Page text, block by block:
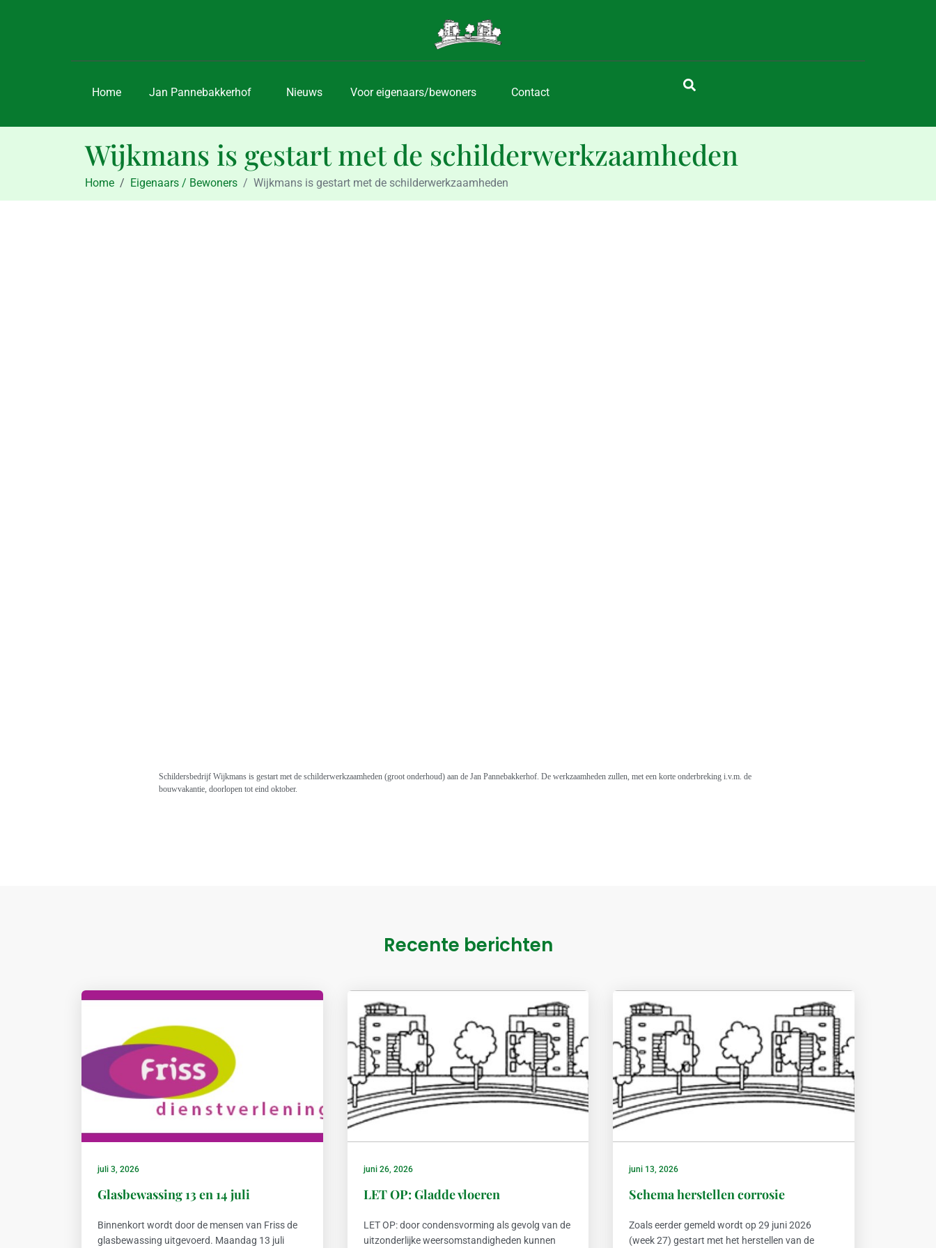
Home Jan Pannebakkerhof Nieuws Voor eigenaars/bewoners Contact
Wijkmans is gestart met de schilderwerkzaamheden
Home Eigenaars / Bewoners Wijkmans is gestart met de schilderwerkzaamheden
Schildersbedrijf Wijkmans is gestart met de schilderwerkzaamheden (groot onderhoud) aan de Jan Pannebakkerhof. De werkzaamheden zullen, met een korte onderbreking i.v.m. de
bouwvakantie, doorlopen tot eind oktober.
Recente berichten
juli 3, 2026
Glasbewassing 13 en 14 juli
Binnenkort wordt door de mensen van Friss de
glasbewassing uitgevoerd. Maandag 13 juli
juni 26, 2026
LET OP: Gladde vloeren
LET OP: door condensvorming als gevolg van de
uitzonderlijke weersomstandigheden kunnen
juni 13, 2026
Schema herstellen corrosie
Zoals eerder gemeld wordt op 29 juni 2026
(week 27) gestart met het herstellen van de